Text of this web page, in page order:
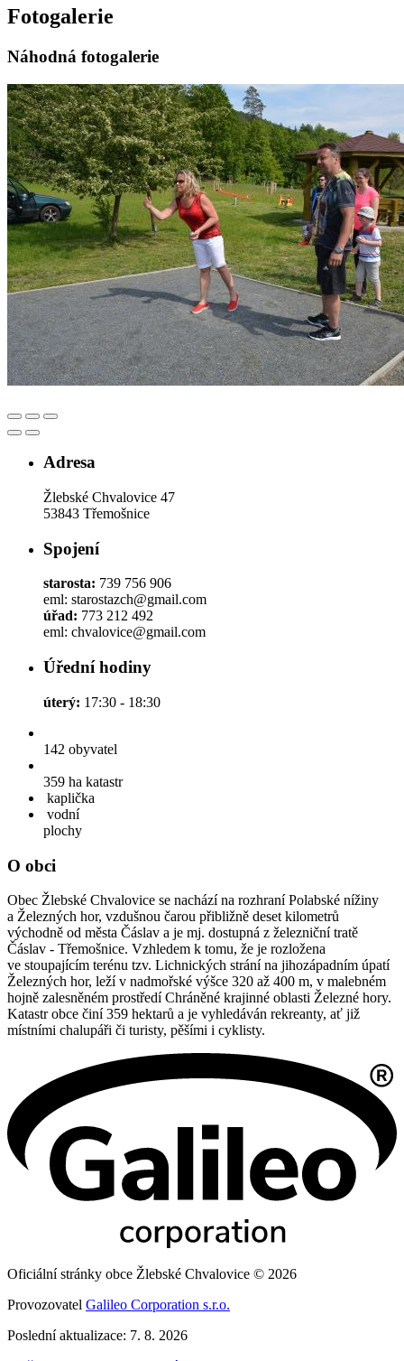
Fotogalerie
Náhodná fotogalerie
Adresa
Žlebské Chvalovice 47
53843 Třemošnice
Spojení
starosta: 739 756 906
eml: starostazch@gmail.com
úřad: 773 212 492
eml: chvalovice@gmail.com
Úřední hodiny
úterý: 17:30 - 18:30
142 obyvatel
359 ha katastr
kaplička
vodní
plochy
O obci
Obec Žlebské Chvalovice se nachází na rozhraní Polabské nížiny
a Železných hor, vzdušnou čarou přibližně deset kilometrů
východně od města Čáslav a je mj. dostupná z železniční tratě
Čáslav - Třemošnice. Vzhledem k tomu, že je rozložena
ve stoupajícím terénu tzv. Lichnických strání na jihozápadním úpatí
Železných hor, leží v nadmořské výšce 320 až 400 m, v malebném
hojně zalesněném prostředí Chráněné krajinné oblasti Železné hory.
Katastr obce činí 359 hektarů a je vyhledáván rekreanty, ať již
místními chalupáři či turisty, pěšími i cyklisty.
Oficiální stránky obce Žlebské Chvalovice © 2026
Provozovatel Galileo Corporation s.r.o.
Poslední aktualizace: 7. 8. 2026